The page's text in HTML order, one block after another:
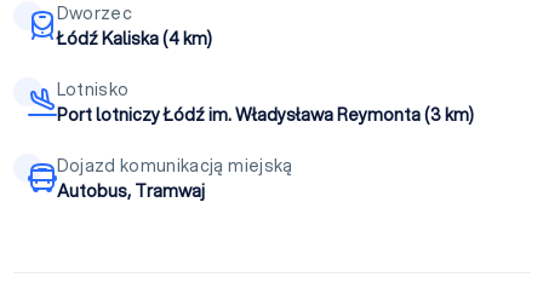
Dworzec
Łódź Kaliska (4 km)
Lotnisko
Port lotniczy Łódź im. Władysława Reymonta (3 km)
Dojazd komunikacją miejską
Autobus, Tramwaj